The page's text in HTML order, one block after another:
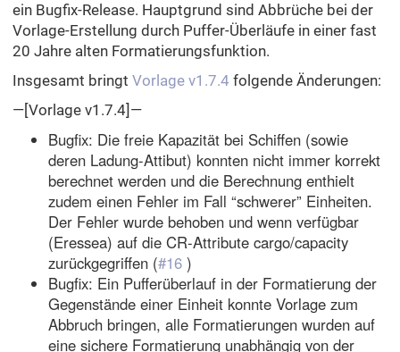
ein Bugfix-Release. Hauptgrund sind Abbrüche bei der
Vorlage-Erstellung durch Puffer-Überläufe in einer fast
20 Jahre alten Formatierungsfunktion.
Insgesamt bringt Vorlage v1.7.4 folgende Änderungen:
—[Vorlage v1.7.4]—
Bugfix: Die freie Kapazität bei Schiffen (sowie
deren Ladung-Attibut) konnten nicht immer korrekt
berechnet werden und die Berechnung enthielt
zudem einen Fehler im Fall “schwerer” Einheiten.
Der Fehler wurde behoben und wenn verfügbar
(Eressea) auf die CR-Attribute cargo/capacity
zurückgegriffen (#16 )
Bugfix: Ein Pufferüberlauf in der Formatierung der
Gegenstände einer Einheit konnte Vorlage zum
Abbruch bringen, alle Formatierungen wurden auf
eine sichere Formatierung unabhängig von der